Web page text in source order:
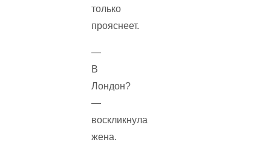
только
прояснеет.
—
В
Лондон?
—
воскликнула
жена.